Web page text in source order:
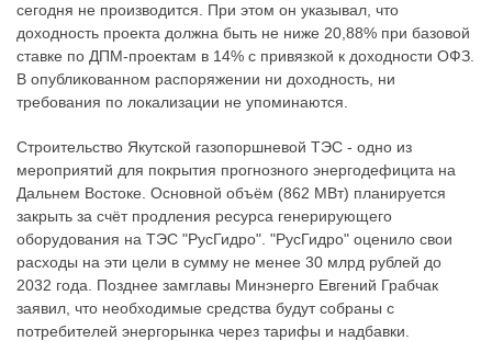
сегодня не производится. При этом он указывал, что
доходность проекта должна быть не ниже 20,88% при базовой
ставке по ДПМ-проектам в 14% с привязкой к доходности ОФЗ.
В опубликованном распоряжении ни доходность, ни
требования по локализации не упоминаются.
Строительство Якутской газопоршневой ТЭС - одно из
мероприятий для покрытия прогнозного энергодефицита на
Дальнем Востоке. Основной объём (862 МВт) планируется
закрыть за счёт продления ресурса генерирующего
оборудования на ТЭС "РусГидро". "РусГидро" оценило свои
расходы на эти цели в сумму не менее 30 млрд рублей до
2032 года. Позднее замглавы Минэнерго Евгений Грабчак
заявил, что необходимые средства будут собраны с
потребителей энергорынка через тарифы и надбавки.